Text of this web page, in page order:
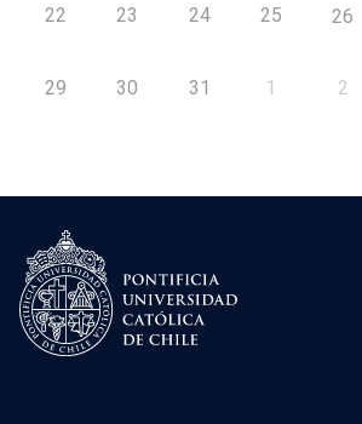
22 23 24 25 26
29 30 31 1 2